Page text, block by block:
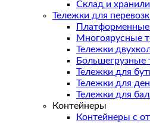
Склад и
Тележки для
Многоярусные
Тележки
Большегрузные
Тележки для
Тележки для
Тележки для
Контейнеры
Контейнеры с